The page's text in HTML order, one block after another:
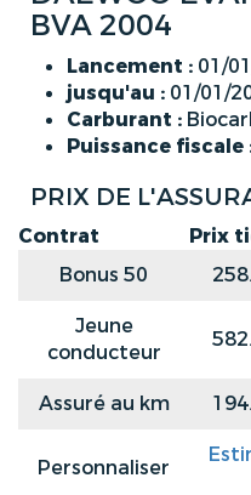
BVA 2004
Lancement : 01/
jusqu'au : 01/01/
Carburant :
Puissance fiscale
PRIX DE
Contrat Prix
Bonus 50
Jeune
conducteur
Assuré au km
Personnaliser